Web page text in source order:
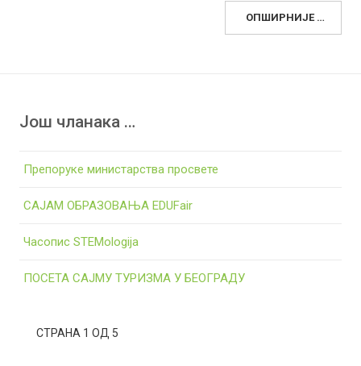
ОПШИРНИЈЕ …
Још чланака …
Препоруке министарства просвете
САЈАМ ОБРАЗОВАЊА EDUFair
Часопис STEMologija
ПОСЕТА САЈМУ ТУРИЗМА У БЕОГРАДУ
СТРАНА 1 ОД 5